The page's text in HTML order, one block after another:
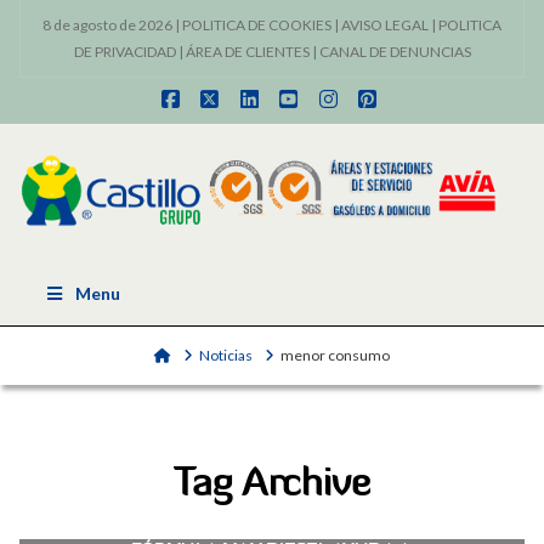
8 de agosto de 2026 | POLITICA DE COOKIES | AVISO LEGAL | POLITICA
DE PRIVACIDAD| ÁREA DE CLIENTES| CANAL DE DENUNCIAS
Facebook
X LinkedInYouTubeInstagram
Pinterest
Menu
HomeNoticias menor consumo
Tag Archive